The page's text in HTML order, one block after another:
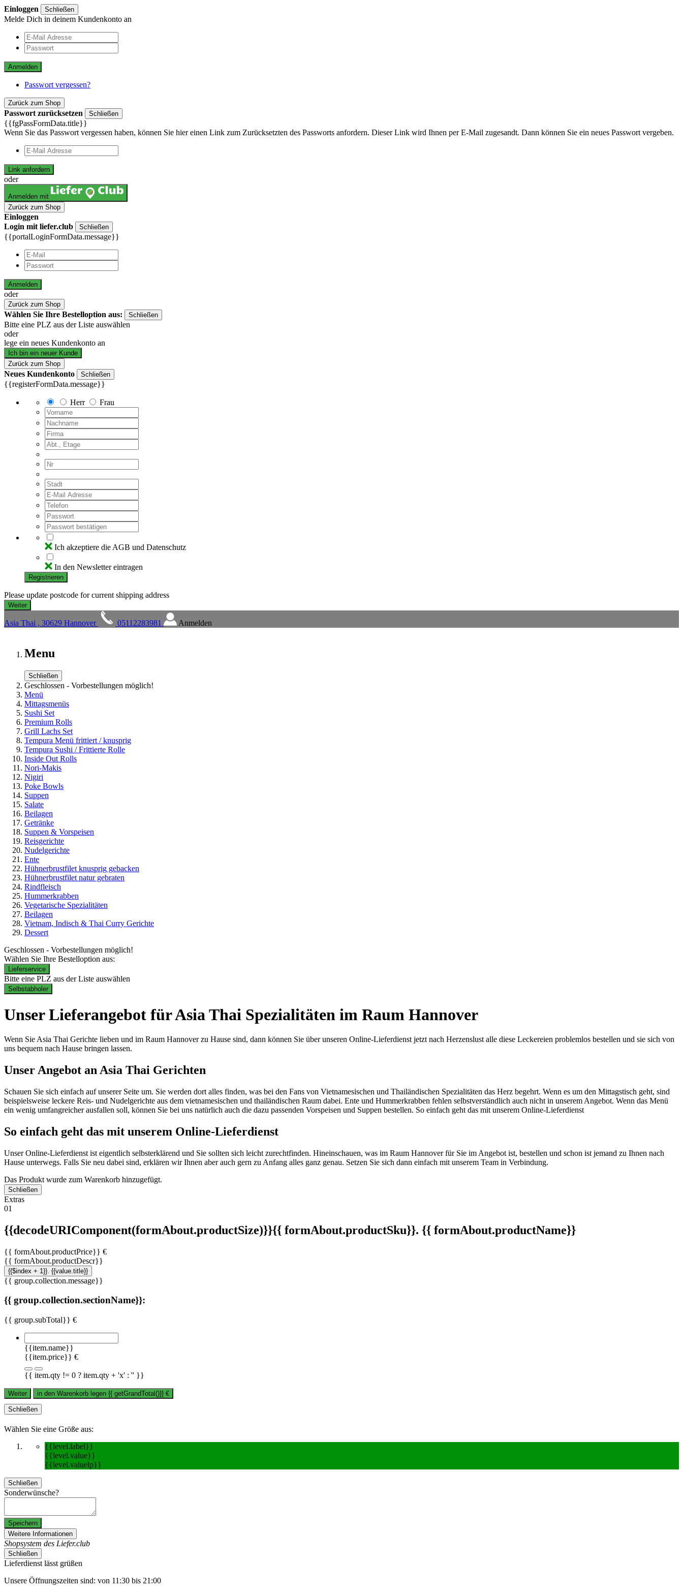
Einloggen Schließen
Melde Dich in deinem Kundenkonto an
Anmelden
Passwort vergessen?
Zurück zum Shop
Passwort zurücksetzen Schließen
{{fgPassFormData.title}}
Wenn Sie das Passwort vergessen haben, können Sie hier einen Link zum Zurücksetzten des Passworts anfordern. Dieser Link wird Ihnen per E-Mail zugesandt. Dann können Sie ein neues Passwort vergeben.
Link anfordern
oder
Anmelden mit
Zurück zum Shop
Einloggen
Login mit liefer.club
Schließen
{{portalLoginFormData.message}}
Anmelden
oder
Zurück zum Shop
Wählen Sie Ihre Bestelloption aus: Schließen
Bitte eine PLZ aus der Liste auswählen
oder
lege ein neues Kundenkonto an
Ich bin ein neuer Kunde
Zurück zum Shop
Neues Kundenkonto Schließen
{{registerFormData.message}}
Herr Frau
Ich akzeptiere die AGB und Datenschutz
In den Newsletter eintragen
Registrieren
Please update postcode for current shipping address
Asia Thai , 30629 Hannover 05112283981 Anmelden
Menu
Schließen
Geschlossen - Vorbestellungen möglich!
Menü
Mittagsmenüs
Sushi Set
Premium Rolls
Grill Lachs Set
Tempura Menü frittiert / knusprig
Tempura Sushi / Frittierte Rolle
Inside Out Rolls
Nori-Makis
Nigiri
Poke Bowls
Suppen
Salate
Beilagen
Getränke
Suppen & Vorspeisen
Reisgerichte
Nudelgerichte
Ente
Hühnerbrustfilet knusprig gebacken
Hühnerbrustfilet natur gebraten
Rindfleisch
Hummerkrabben
Vegetarische Spezialitäten
Beilagen
Vietnam, Indisch & Thai Curry Gerichte
Dessert
Geschlossen - Vorbestellungen möglich!
Wählen Sie Ihre Bestelloption aus:
Lieferservice
Bitte eine PLZ aus der Liste auswählen
Selbstabholer
Unser Lieferangebot für Asia Thai Spezialitäten im Raum Hannover
Wenn Sie Asia Thai Gerichte lieben und im Raum Hannover zu Hause sind, dann können Sie über unseren Online-Lieferdienst jetzt nach Herzenslust alle diese Leckereien problemlos bestellen und sie sich von
uns bequem nach Hause bringen lassen.
Unser Angebot an Asia Thai Gerichten
Schauen Sie sich einfach auf unserer Seite um. Sie werden dort alles finden, was bei den Fans von Vietnamesischen und Thailändischen Spezialitäten das Herz begehrt. Wenn es um den Mittagstisch geht, sind
beispielsweise leckere Reis- und Nudelgerichte aus dem vietnamesischen und thailändischen Raum dabei. Ente und Hummerkrabben fehlen selbstverständlich auch nicht in unserem Angebot. Wenn das Menü
ein wenig umfangreicher ausfallen soll, können Sie bei uns natürlich auch die dazu passenden Vorspeisen und Suppen bestellen. So einfach geht das mit unserem Online-Lieferdienst
So einfach geht das mit unserem Online-Lieferdienst
Unser Online-Lieferdienst ist eigentlich selbsterklärend und Sie sollten sich leicht zurechtfinden. Hineinschauen, was im Raum Hannover für Sie im Angebot ist, bestellen und schon ist jemand zu Ihnen nach
Hause unterwegs. Falls Sie neu dabei sind, erklären wir Ihnen aber auch gern zu Anfang alles ganz genau. Setzen Sie sich dann einfach mit unserem Team in Verbindung.
Das Produkt wurde zum Warenkorb hinzugefügt.
Schließen
Extras
01
{{decodeURIComponent(formAbout.productSize)}}{{ formAbout.productSku}}. {{ formAbout.productName}}
{{ formAbout.productPrice}} €
{{ formAbout.productDescr}}
{{$index + 1}}. {{value.title}}
{{ group.collection.message}}
{{ group.collection.sectionName}}:
{{ group.subTotal}} €
{{item.name}}
{{item.price}} €
{{ item.qty != 0 ? item.qty + 'x' : '' }}
Weiter in den Warenkorb legen {{ getGrandTotal()}} €
Schließen
Wählen Sie eine Größe aus:
{{level.label}}
{{level.value}}
{{level.valuelp}}
Schließen
Sonderwünsche?
Speichern
Weitere Informationen
Shopsystem des Liefer.club
Schließen
Lieferdienst lässt grüßen
Unsere Öffnungszeiten sind: von 11:30 bis 21:00